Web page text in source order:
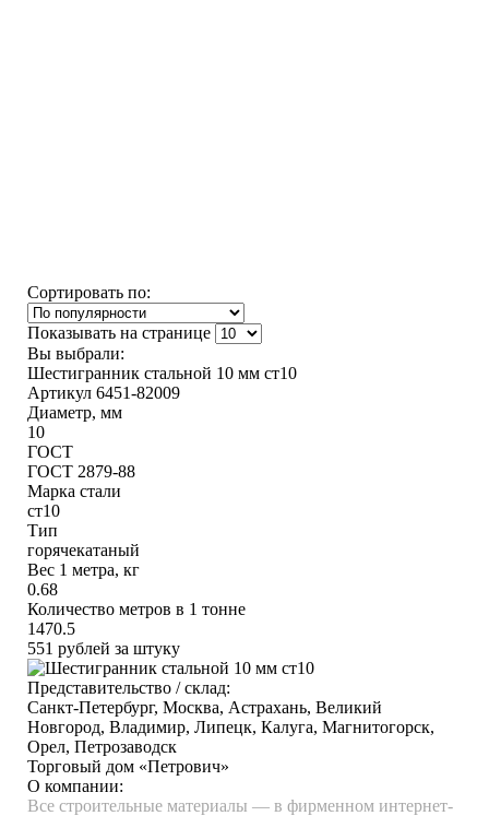
Сортировать по:
Показывать на странице
Вы выбрали:
Шестигранник стальной 10 мм ст10
Артикул 6451-82009
Диаметр, мм
10
ГОСТ
ГОСТ 2879-88
Марка стали
ст10
Тип
горячекатаный
Вес 1 метра, кг
0.68
Количество метров в 1 тонне
1470.5
551 рублей за штуку
Представительство / склад:
Санкт-Петербург, Москва, Астрахань, Великий
Новгород, Владимир, Липецк, Калуга, Магнитогорск,
Орел, Петрозаводск
Торговый дом «Петрович»
О компании:
Все строительные материалы — в фирменном интернет-